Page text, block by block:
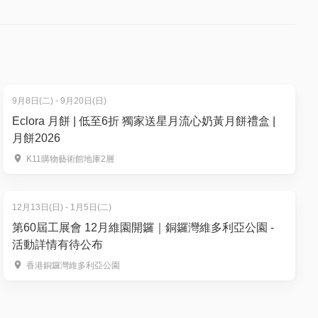
風訊
雨警告
9月8日(二) - 9月20日(日)
Eclora 月餅 | 低至6折 獨家送星月流心奶黃月餅禮盒 |
月餅2026
K11購物藝術館地庫2層
12月13日(日) - 1月5日(二)
第60屆工展會 12月維園開鑼｜銅鑼灣維多利亞公園 -
活動詳情有待公布
香港銅鑼灣維多利亞公園